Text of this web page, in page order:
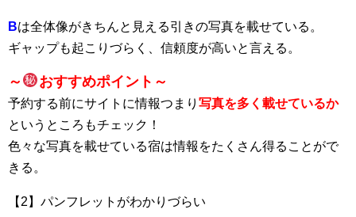
Bは全体像がきちんと見える引きの写真を載せている。
ギャップも起こりづらく、信頼度が高いと言える。
～ おすすめポイント～
予約する前にサイトに情報つまり 写真を多く載せているか
というところもチェック！
色々な写真を載せている宿は情報をたくさん得ることがで
きる。
【2】パンフレットがわかりづらい